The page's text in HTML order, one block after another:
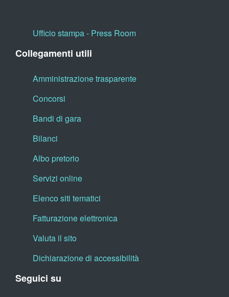
Ufficio stampa - Press Room
Collegamenti utili
Amministrazione trasparente
Concorsi
Bandi di gara
Bilanci
Albo pretorio
Servizi online
Elenco siti tematici
Fatturazione elettronica
Valuta il sito
Dichiarazione di accessibilità
Seguici su